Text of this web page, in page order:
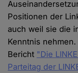
Positionen der
auch weil sie die
Kenntnis
Bericht "Die
Parteitag der